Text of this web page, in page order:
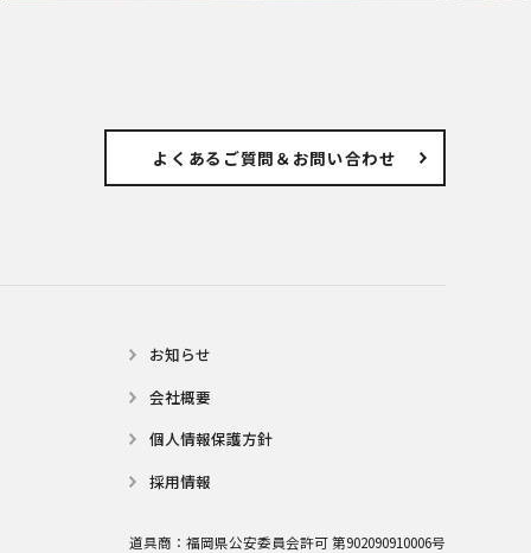
よくあるご質問 ＆お問い合わせ
お知らせ
会社概要
個⼈情報保護⽅針
採用情報
道具商： 福岡県公安委員会許可 第902090910006号